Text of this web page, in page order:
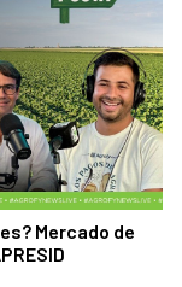
Mercado de